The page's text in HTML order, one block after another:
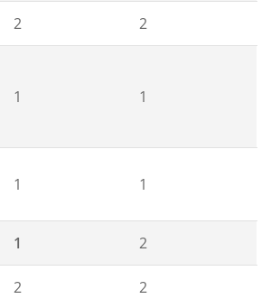
2 2
1 1
1 1
1 2
2 2